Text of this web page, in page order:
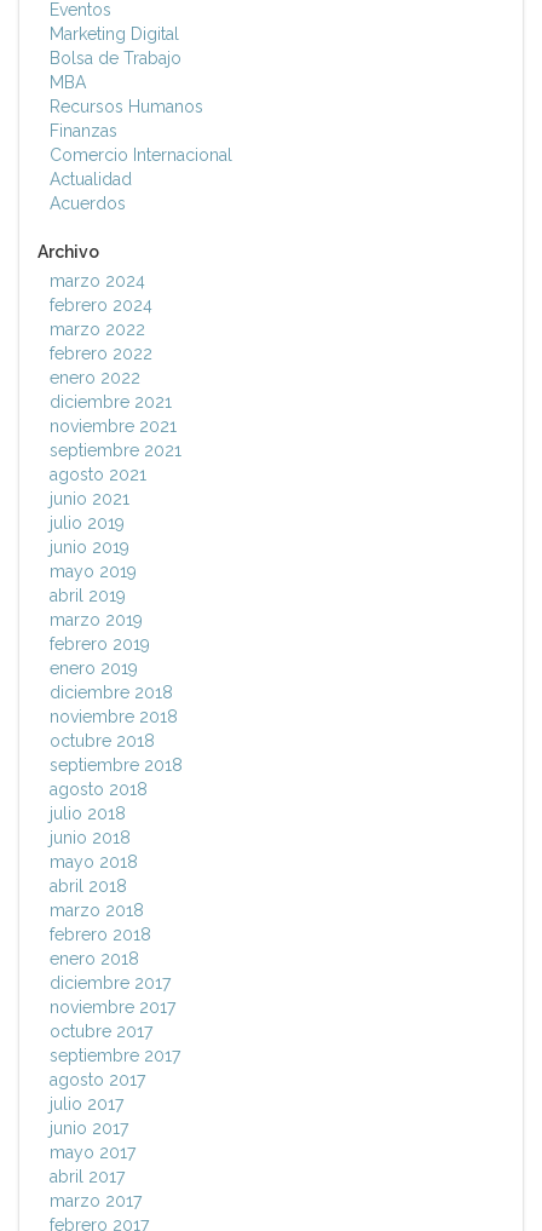
Eventos
Marketing Digital
Bolsa de Trabajo
MBA
Recursos Humanos
Finanzas
Comercio Internacional
Actualidad
Acuerdos
Archivo
marzo 2024
febrero 2024
marzo 2022
febrero 2022
enero 2022
diciembre 2021
noviembre 2021
septiembre 2021
agosto 2021
junio 2021
julio 2019
junio 2019
mayo 2019
abril 2019
marzo 2019
febrero 2019
enero 2019
diciembre 2018
noviembre 2018
octubre 2018
septiembre 2018
agosto 2018
julio 2018
junio 2018
mayo 2018
abril 2018
marzo 2018
febrero 2018
enero 2018
diciembre 2017
noviembre 2017
octubre 2017
septiembre 2017
agosto 2017
julio 2017
junio 2017
mayo 2017
abril 2017
marzo 2017
febrero 2017